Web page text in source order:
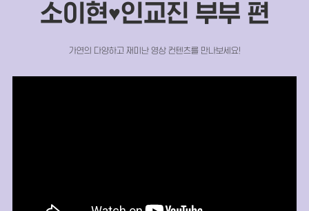
소이현♥인교진 부부 편
가연의 다양하고 재미난 영상 컨텐츠를 만나보세요!